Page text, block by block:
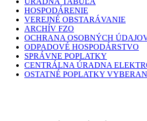
HOSPODÁRENIE
VEREJNÉ OBSTARÁVANIE
ARCHÍV FZO
OCHRANA OSOBNÝCH
ODPADOVÉ HOSPODÁRSTVO
SPRÁVNE POPLATKY
CENTRÁLNA ÚRADNA
OSTATNÉ POPLATKY